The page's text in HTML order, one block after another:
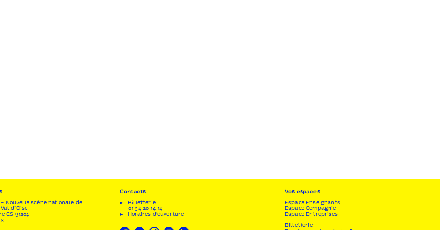
Nouvelle scène nationale de
d’Oise
CS 91204
Contacts
Billetterie
01 34 20 14 14
Horaires d'ouverture
Vos espaces
Espace Enseignants
Espace Compagnie
Espace Entreprises
Billetterie